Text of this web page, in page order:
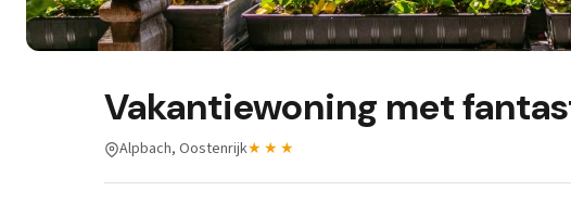
Vakantiewoning met
Alpbach, Oostenrijk★★★